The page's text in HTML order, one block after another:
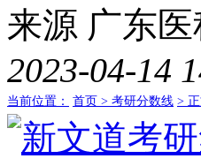
来源 广东
2023-04-14
当前位置： 首页 > 考研分数线 >